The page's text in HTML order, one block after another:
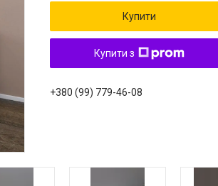
Купити
Купити з
+380 (99) 779-46-08